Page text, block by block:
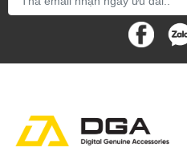
Dễ dàng điều
ứng dụng Breo
Máy mát xa tại